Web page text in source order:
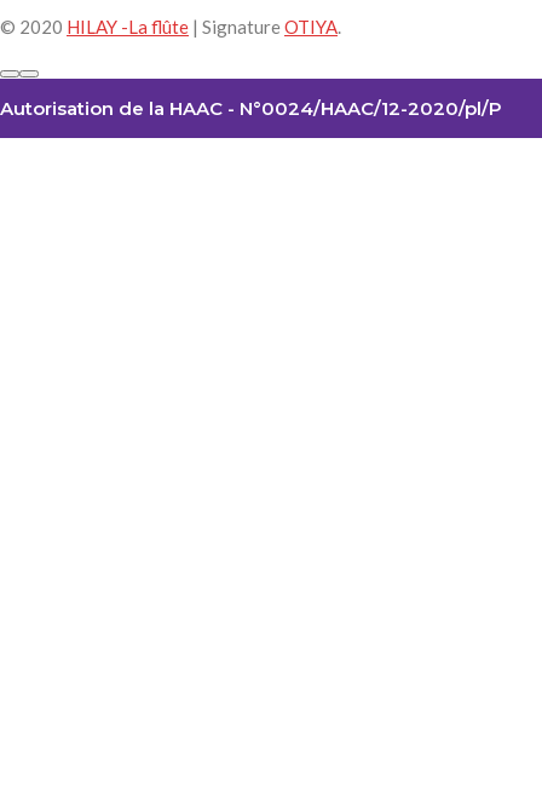
© 2020 HILAY -La flûte | SignatureOTIYA.
Autorisation de la HAAC - N°0024/HAAC/12-2020/pl/P